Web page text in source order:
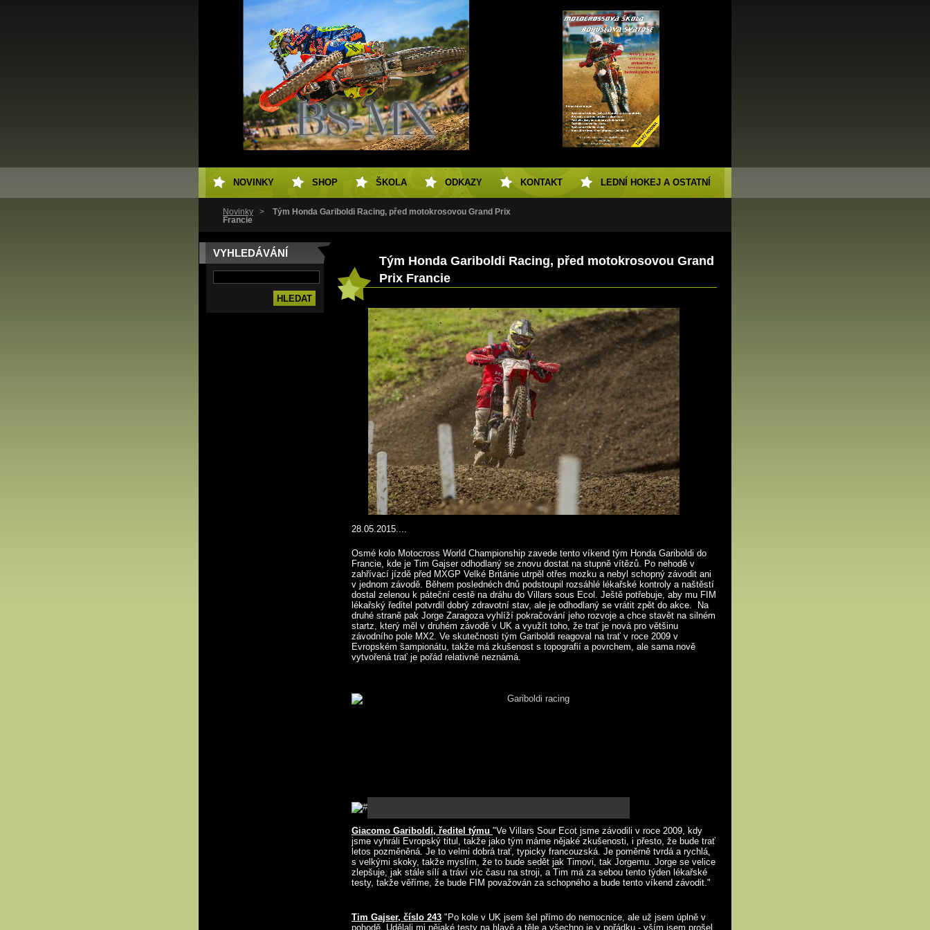
Novinky >
Tým Honda Gariboldi Racing, před motokrosovou Grand Prix
Francie
VYHLEDÁVÁNÍ
Tým Honda Gariboldi Racing, před motokrosovou Grand
Prix Francie
28.05.2015....
Osmé kolo Motocross World Championship zavede tento víkend tým Honda Gariboldi do
Francie, kde je Tim Gajser odhodlaný se znovu dostat na stupně vítězů. Po nehodě v
zahřívací jízdě před MXGP Velké Británie utrpěl otřes mozku a nebyl schopný závodit ani
v jednom závodě. Během poslednéch dnů podstoupil rozsáhlé lékařské kontroly a naštěstí
dostal zelenou k páteční cestě na dráhu do Villars sous Ecol. Ještě potřebuje, aby mu FIM
lékařský ředitel potvrdil dobrý zdravotní stav, ale je odhodlaný se vrátit zpět do akce. Na
druhé straně pak Jorge Zaragoza vyhlíží pokračování jeho rozvoje a chce stavět na silném
startz, který měl v druhém závodě v UK a využít toho, že trať je nová pro většinu
závodního pole MX2. Ve skutečnosti tým Gariboldi reagoval na trať v roce 2009 v
Evropském šampionátu, takže má zkušenost s topografií a povrchem, ale sama nově
vytvořená trať je pořád relativně neznámá.
Giacomo Gariboldi, ředitel týmu "Ve Villars Sour Ecot jsme závodili v roce 2009, kdy
jsme vyhráli Evropský titul, takže jako tým máme nějaké zkušenosti, i přesto, že bude trať
letos pozměněná. Je to velmi dobrá trať, typicky francouzská. Je poměrně tvrdá a rychlá,
s velkými skoky, takže myslím, že to bude sedět jak Timovi, tak Jorgemu. Jorge se velice
zlepšuje, jak stále sílí a tráví víc času na stroji, a Tim má za sebou tento týden lékařské
testy, takže věříme, že bude FIM považován za schopného a bude tento víkend závodit."
Tim Gajser, číslo 243 "Po kole v UK jsem šel přímo do nemocnice, ale už jsem úplně v
pohodě. Udělali mi nějaké testy na hlavě a těle a všechno je v pořádku - vším jsem prošel
NOVINKY SHOP ŠKOLA ODKAZY KONTAKT LEDNÍ HOKEJ A OSTATNÍ